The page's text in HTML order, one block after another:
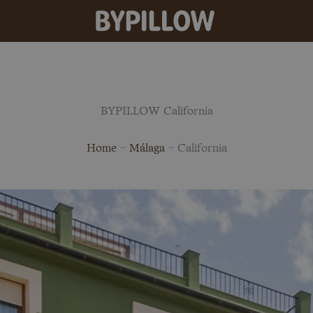
BYPILLOW California
Home - Málaga- California